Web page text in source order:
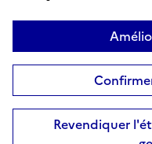
Revendiquer